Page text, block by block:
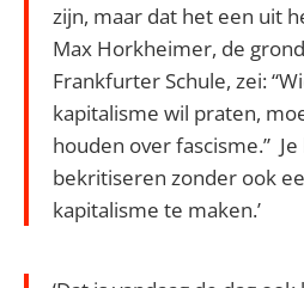
zijn, maar dat het een uit
Max Horkheimer, de
Frankfurter Schule, zei:
kapitalisme wil praten,
houden over fascisme.”
bekritiseren zonder ook
kapitalisme te maken.’